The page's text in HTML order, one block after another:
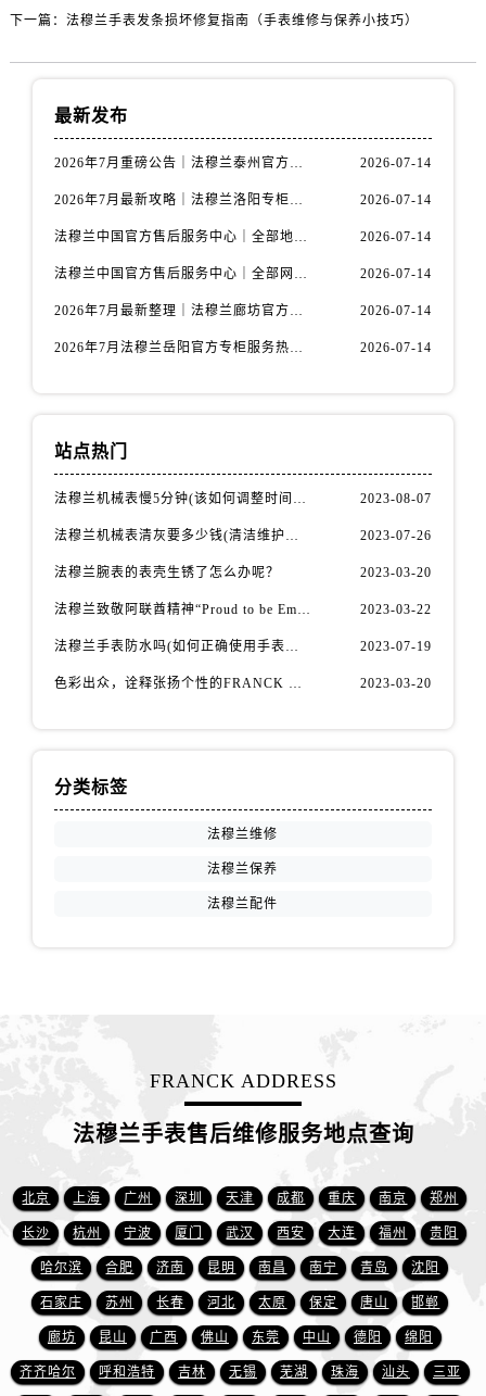
江西省九江市浔阳区浔阳路法穆兰售后服务中心（需提前预约）
江西省南昌市红谷滩新区红谷中大道998号绿地双子塔（中央广场）A1座办公楼14层1407室法穆兰售后服务中心（需提前预约）
江西省萍乡市安源区萍安北大道与康庄路交叉口法穆兰售后服务中心（需提前预约）
江西省上饶市信州区滨江西路法穆兰售后服务中心（需提前预约）
江西省新余市渝水区北湖西路法穆兰售后服务中心（需提前预约）
江西省宜春市袁州区中山中路法穆兰售后服务中心（需提前预约）
江西省鹰潭市月湖区胜利东路法穆兰售后服务中心（需提前预约）
下一篇： 法穆兰手表发条损坏修复指南（手表维修与保养小技巧）
最新发布
2026年7月重磅公告｜法穆兰泰州官方专柜服务热线攻略，权威信息一表清 2026-07-14
2026年7月最新攻略｜法穆兰洛阳专柜官方客服电话与门店信息一网打尽 2026-07-14
法穆兰中国官方售后服务中心｜全部地址与售后服务电话权威信息通知（2026年7月最新） 2026-07-14
法穆兰中国官方售后服务中心｜全部网点地址与热线权威信息通告（2026年7月最新） 2026-07-14
2026年7月最新整理｜法穆兰廊坊官方专柜名录及客户服务电话，一篇看懂！ 2026-07-14
2026年7月法穆兰岳阳官方专柜服务热线公告｜附客户服务联系最新指南 2026-07-14
站点热门
法穆兰机械表慢5分钟(该如何调整时间准确性) 2023-08-07
法穆兰机械表清灰要多少钱(清洁维护费用详解) 2023-07-26
法穆兰腕表的表壳生锈了怎么办呢？ 2023-03-20
法穆兰致敬阿联酋精神“Proud to be Emirati”系列限量腕表 2023-03-22
法穆兰手表防水吗(如何正确使用手表防水功能) 2023-07-19
色彩出众，诠释张扬个性的FRANCK MULLER法穆兰Vanguard Aqua Bleu系列腕表 2023-03-20
分类标签
法穆兰维修
法穆兰保养
法穆兰配件
FRANCK ADDRESS
法穆兰手表售后维修服务地点查询
北京 上海 广州 深圳 天津 成都 重庆 南京 郑州
长沙 杭州 宁波 厦门 武汉 西安 大连 福州 贵阳
哈尔滨 合肥 济南 昆明 南昌 南宁 青岛 沈阳
石家庄 苏州 长春 河北 太原 保定 唐山 邯郸
廊坊 昆山 广西 佛山 东莞 中山 德阳 绵阳
齐齐哈尔 呼和浩特 吉林 无锡 芜湖 珠海 汕头 三亚